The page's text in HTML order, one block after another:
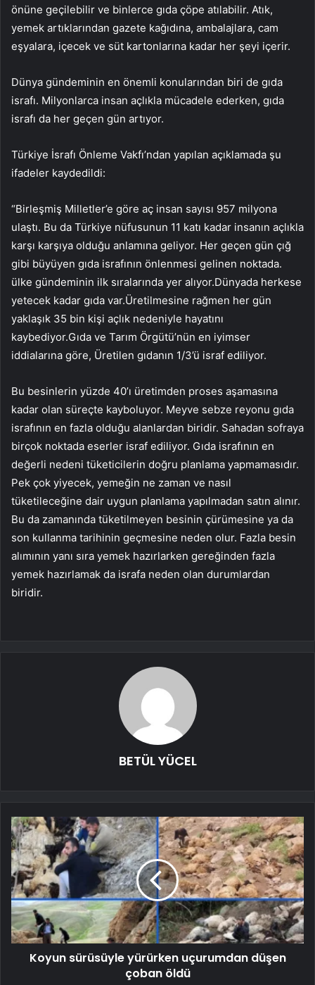
önüne geçilebilir ve binlerce gıda çöpe atılabilir. Atık,
yemek artıklarından gazete kağıdına, ambalajlara, cam
eşyalara, içecek ve süt kartonlarına kadar her şeyi içerir.
Dünya gündeminin en önemli konularından biri de gıda
israfı. Milyonlarca insan açlıkla mücadele ederken, gıda
israfı da her geçen gün artıyor.
Türkiye İsrafı Önleme Vakfı’ndan yapılan açıklamada şu
ifadeler kaydedildi:
“Birleşmiş Milletler’e göre aç insan sayısı 957 milyona
ulaştı. Bu da Türkiye nüfusunun 11 katı kadar insanın açlıkla
karşı karşıya olduğu anlamına geliyor. Her geçen gün çığ
gibi büyüyen gıda israfının önlenmesi gelinen noktada.
ülke gündeminin ilk sıralarında yer alıyor.Dünyada herkese
yetecek kadar gıda var.Üretilmesine rağmen her gün
yaklaşık 35 bin kişi açlık nedeniyle hayatını
kaybediyor.Gıda ve Tarım Örgütü’nün en iyimser
iddialarına göre, Üretilen gıdanın 1/3’ü israf ediliyor.
Bu besinlerin yüzde 40’ı üretimden proses aşamasına
kadar olan süreçte kayboluyor. Meyve sebze reyonu gıda
israfının en fazla olduğu alanlardan biridir. Sahadan sofraya
birçok noktada eserler israf ediliyor. Gıda israfının en
değerli nedeni tüketicilerin doğru planlama yapmamasıdır.
Pek çok yiyecek, yemeğin ne zaman ve nasıl
tüketileceğine dair uygun planlama yapılmadan satın alınır.
Bu da zamanında tüketilmeyen besinin çürümesine ya da
son kullanma tarihinin geçmesine neden olur. Fazla besin
alımının yanı sıra yemek hazırlarken gereğinden fazla
yemek hazırlamak da israfa neden olan durumlardan
biridir.
BETÜL YÜCEL
Koyun sürüsüyle yürürken uçurumdan düşen
çoban öldü